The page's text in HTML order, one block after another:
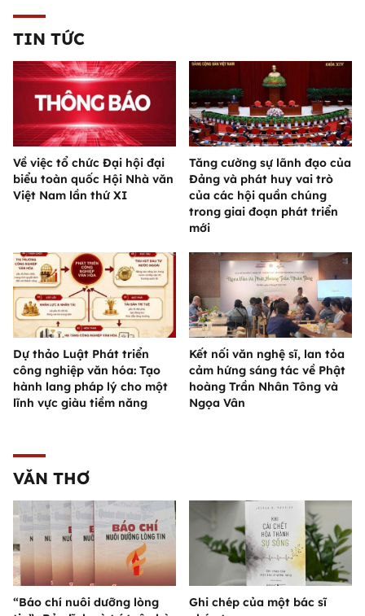
TIN TỨC
Về việc tổ chức Đại hội đại
biểu toàn quốc Hội Nhà văn
Việt Nam lần thứ XI
Tăng cường sự lãnh đạo của
Đảng và phát huy vai trò
của các hội quần chúng
trong giai đoạn phát triển
mới
Dự thảo Luật Phát triển
công nghiệp văn hóa: Tạo
hành lang pháp lý cho một
lĩnh vực giàu tiềm năng
Kết nối văn nghệ sĩ, lan tỏa
cảm hứng sáng tác về Phật
hoàng Trần Nhân Tông và
Ngọa Vân
VĂN THƠ
“Báo chí nuôi dưỡng lòng
Ghi chép của một bác sĩ